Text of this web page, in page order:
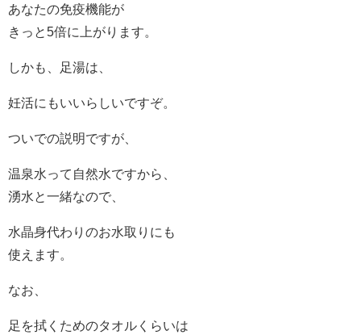
あなたの免疫機能が
きっと5倍に上がります。
しかも、足湯は、
妊活にもいいらしいですぞ。
ついでの説明ですが、
温泉水って自然水ですから、
湧水と一緒なので、
水晶身代わりのお水取りにも
使えます。
なお、
足を拭くためのタオルくらいは